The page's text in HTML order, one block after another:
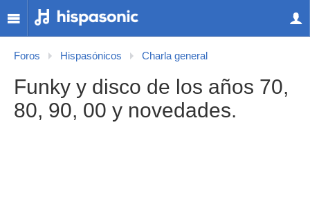
Foros Hispasónicos Charla general
Funky y disco de los años 70,
80, 90, 00 y novedades.